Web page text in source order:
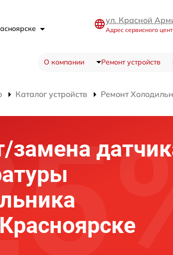
ул. Красной
Адрес сервисного
О компании Ремонт устройств
Каталог устройств Ремонт
замена